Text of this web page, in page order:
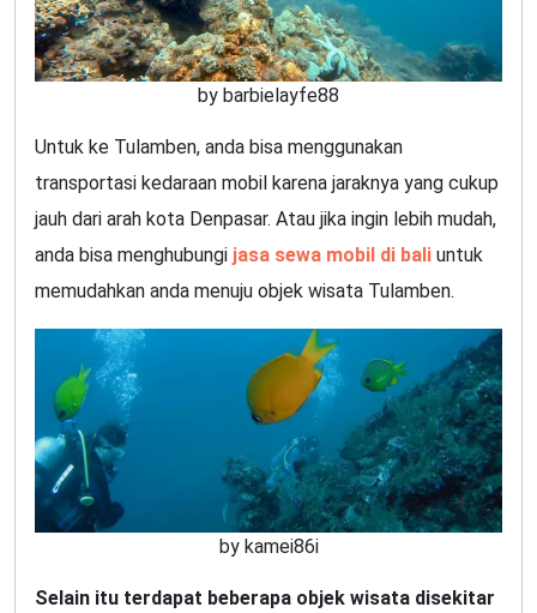
by barbielayfe88
Untuk ke Tulamben, anda bisa menggunakan
transportasi kedaraan mobil karena jaraknya yang cukup
jauh dari arah kota Denpasar. Atau jika ingin lebih mudah,
anda bisa menghubungi jasa sewa mobil di bali untuk
memudahkan anda menuju objek wisata Tulamben.
by kamei86i
Selain itu terdapat beberapa objek wisata disekitar